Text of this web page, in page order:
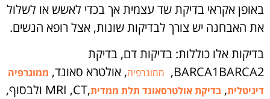
באופן אקראי בדיקת שד עצמית אך בכדי לאשש או לשלול
את האבחנה יש צורך לבדיקות שונות, אצל רופא הנשים.
בדיקות אלו כוללות: בדיקות דם, בדיקת
BARCA1BARCA2,
ממוגרפיה, אולטרא סאונד, ממוגרפיה
דיגיטלית, בדיקת אולטרסאונד תלת ממדית
,MRI ,CT ולבסוף,